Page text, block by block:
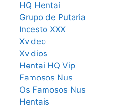
HQ Hentai
Grupo de Putaria
Incesto XXX
Xvideo
Xvidios
Hentai HQ Vip
Famosos Nus
Os Famosos Nus
Hentais